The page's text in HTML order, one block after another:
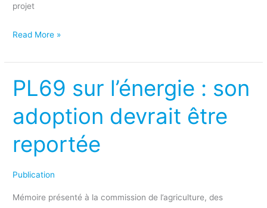
projet
Read More »
PL69 sur l’énergie : son
adoption devrait être
reportée
Publication
Mémoire présenté à la commission de l’agriculture, des
PL69
sur
l’énergie
son
être